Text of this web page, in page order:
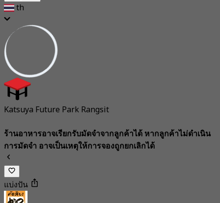
th
Katsuya Future Park Rangsit
ร้านอาหารอาจเรียกรับมัดจำจากลูกค้าได้ หากลูกค้าไม่ดำเนิน
การมัดจำ อาจเป็นเหตุให้การจองถูกยกเลิกได้
แบ่งปัน